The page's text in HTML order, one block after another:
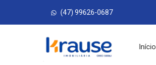
(47) 99626-0687
Página inicial
Início